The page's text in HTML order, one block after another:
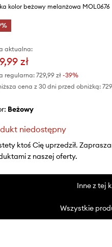
kolor beżowy melanżowa MOL0676
aktualna:
zł
regularna: 729,99 zł-39%
cena z 30 dni przed obniżką:
beżowy
niedostępny
ktoś Cię uprzedził.
z naszej oferty.
Inne z tej
Wszystkie